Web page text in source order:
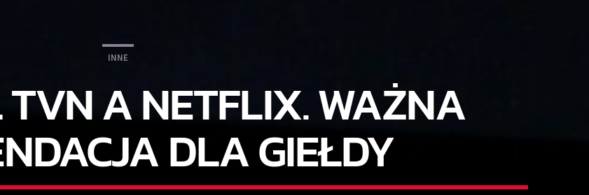
INNE
A NETFLIX. WAŻNA
DLA GIEŁDY